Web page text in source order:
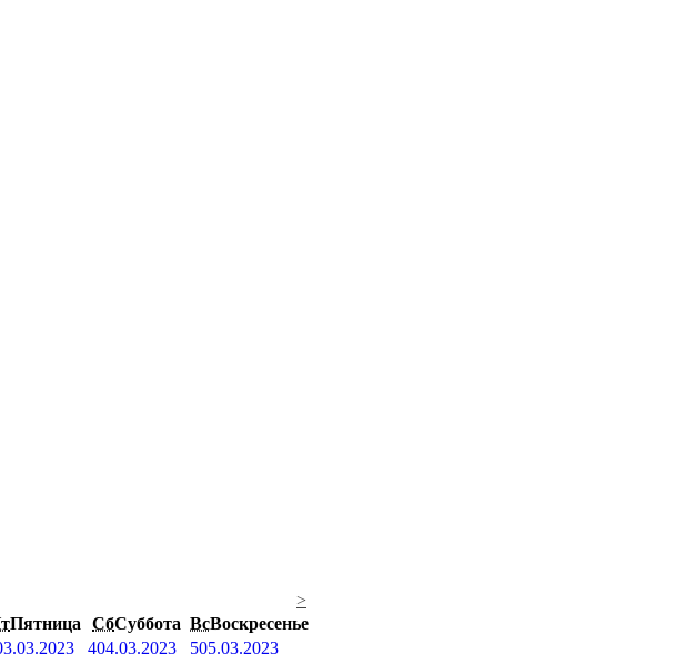
>
Пятница СбСуббота ВсВоскресенье
404.03.2023 505.03.2023